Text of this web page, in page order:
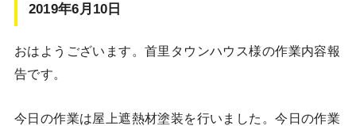
2019年6月10日
おはようございます。首里タウンハウス様の作業内容報
告です。
今日の作業は屋上遮熱材塗装を行いました。今日の作業